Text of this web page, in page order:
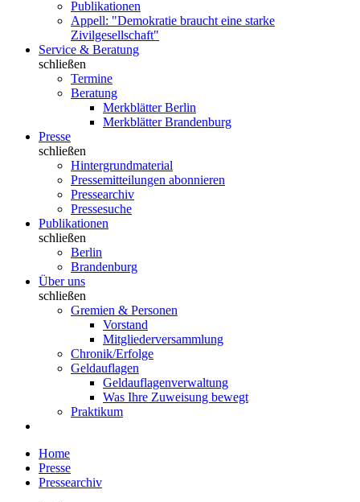
Publikationen
Appell: "Demokratie braucht eine starke
Zivilgesellschaft"
Service & Beratung
schließen
Termine
Beratung
Merkblätter Berlin
Merkblätter Brandenburg
Presse
schließen
Hintergrundmaterial
Pressemitteilungen abonnieren
Pressearchiv
Pressesuche
Publikationen
schließen
Berlin
Brandenburg
Über uns
schließen
Gremien & Personen
Vorstand
Mitgliederversammlung
Chronik/Erfolge
Geldauflagen
Geldauflagenverwaltung
Was Ihre Zuweisung bewegt
Praktikum
Home
Presse
Pressearchiv